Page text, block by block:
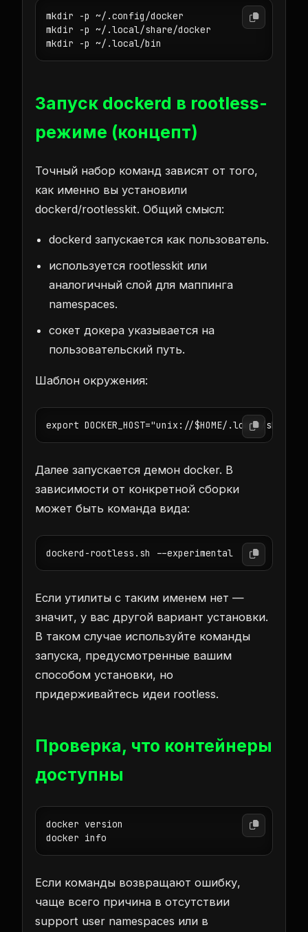
mkdir -p ~/.config/docker
mkdir -p ~/.local/share/docker
mkdir -p ~/.local/bin
Запуск dockerd в rootless-
режиме (концепт)
Точный набор команд зависят от того,
как именно вы установили
dockerd/rootlesskit. Общий смысл:
dockerd запускается как пользователь.
используется rootlesskit или
аналогичный слой для маппинга
namespaces.
сокет докера указывается на
пользовательский путь.
Шаблон окружения:
export DOCKER_HOST="unix://$HOME/.local/
Далее запускается демон docker. В
зависимости от конкретной сборки
может быть команда вида:
dockerd-rootless.sh --experimental
Если утилиты с таким именем нет —
значит, у вас другой вариант установки.
В таком случае используйте команды
запуска, предусмотренные вашим
способом установки, но
придерживайтесь идеи rootless.
Проверка, что контейнеры
доступны
docker version
docker info
Если команды возвращают ошибку,
чаще всего причина в отсутствии
support user namespaces или в